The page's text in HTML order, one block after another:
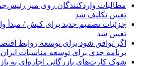
مطالبات واردکنندگان روی میز
تعیین تکلیف شد
جزئیات تصمیم جدید برای کیش / مبدأ
تعیین شد
اگر توافق شود برای توسعه روابط
برنامه جدی برای توسعه مناسبات ایران